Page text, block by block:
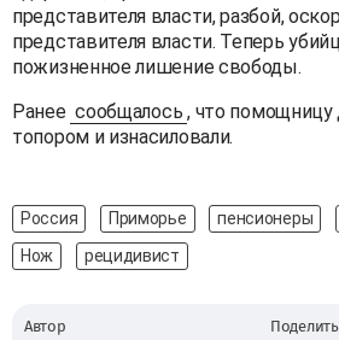
представителя власти, разбой,
представителя власти. Теперь
пожизненное лишение свободы.
Ранее сообщалось , что помощницу
топором и изнасиловали.
Россия Приморье пенсионеры
Нож
рецидивист
Автор